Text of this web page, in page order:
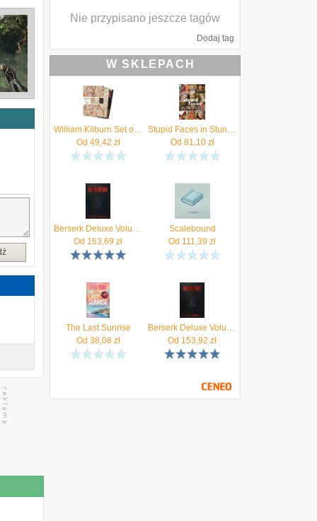
Nie przypisano jeszcze tagów
Dodaj tag
W SKLEPACH
William Kilburn Set of 3 Standard Notebooks
Od 49,42 zł
Stupid Faces in Stunning Paintings
Od 81,10zł
Berserk Deluxe Volume 2
Od 163,69 zł
Scalebound
Od 111,39 zł
The Last Sunrise
Od 38,08zł
Berserk Deluxe Volume 1
Od 153,92 zł